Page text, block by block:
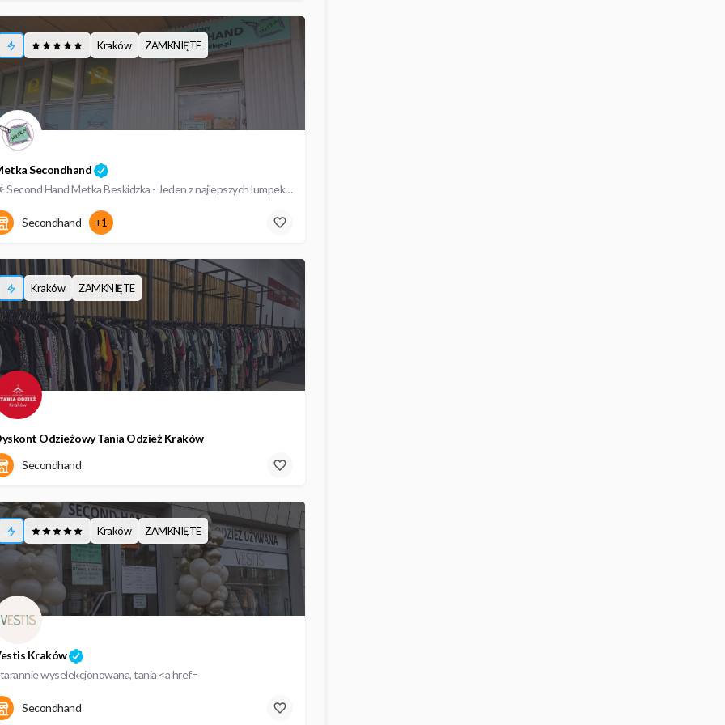
Secondhand
🌟 Second Hand Metka Beskidzka - Jeden z najlepszych lumpeksów w Krakowie (TOP 5) Odwiedź Lumpeks Metka…
Beskidzka 30 09:00 - 18:00
Kraków ZAMKNIĘTE
Secondhand +1
Odzieżowy Tania Odzież Kraków
09:00 - 20:00
Kraków ZAMKNIĘTE
Secondhand
Kraków
wyselekcjonowana, tania <a href=
Kraków ZAMKNIĘTE
Secondhand